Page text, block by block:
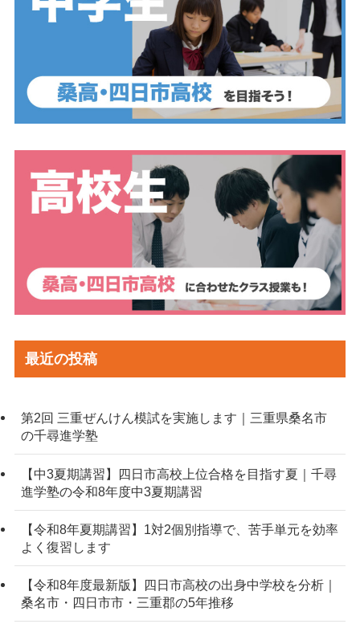
最近の投稿
第2回 三重ぜんけん模試を実施します｜三重県桑名市
の千尋進学塾
【中3夏期講習】四日市高校上位合格を目指す夏｜千尋
進学塾の令和8年度中3夏期講習
【令和8年夏期講習】1対2個別指導で、苦手単元を効率
よく復習します
【令和8年度最新版】四日市高校の出身中学校を分析｜
桑名市・四日市市・三重郡の5年推移